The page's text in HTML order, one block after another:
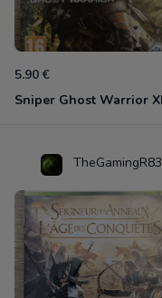
5.90 €
TheGamingR83